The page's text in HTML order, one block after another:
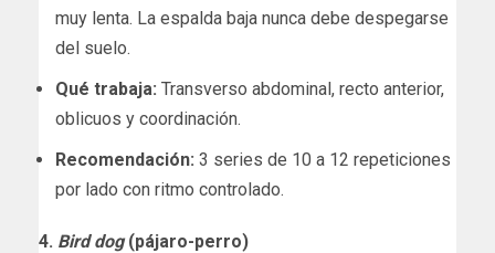
muy lenta. La espalda baja nunca debe despegarse
del suelo.
Qué trabaja: Transverso abdominal, recto anterior,
oblicuos y coordinación.
Recomendación: 3 series de 10 a 12 repeticiones
por lado con ritmo controlado.
4. Bird dog(pájaro-perro)